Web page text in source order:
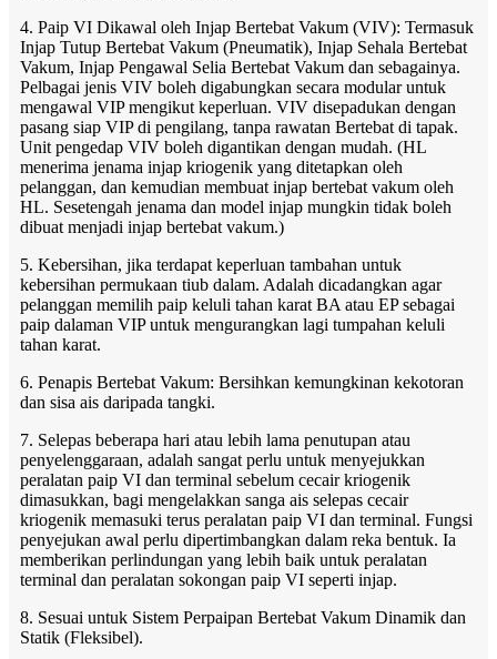
4. Paip VI Dikawal oleh Injap Bertebat Vakum (VIV): Termasuk
Injap Tutup Bertebat Vakum (Pneumatik), Injap Sehala Bertebat
Vakum, Injap Pengawal Selia Bertebat Vakum dan sebagainya.
Pelbagai jenis VIV boleh digabungkan secara modular untuk
mengawal VIP mengikut keperluan. VIV disepadukan dengan
pasang siap VIP di pengilang, tanpa rawatan Bertebat di tapak.
Unit pengedap VIV boleh digantikan dengan mudah. ​​(HL
menerima jenama injap kriogenik yang ditetapkan oleh
pelanggan, dan kemudian membuat injap bertebat vakum oleh
HL. Sesetengah jenama dan model injap mungkin tidak boleh
dibuat menjadi injap bertebat vakum.)
5. Kebersihan, jika terdapat keperluan tambahan untuk
kebersihan permukaan tiub dalam. Adalah dicadangkan agar
pelanggan memilih paip keluli tahan karat BA atau EP sebagai
paip dalaman VIP untuk mengurangkan lagi tumpahan keluli
tahan karat.
6. Penapis Bertebat Vakum: Bersihkan kemungkinan kekotoran
dan sisa ais daripada tangki.
7. Selepas beberapa hari atau lebih lama penutupan atau
penyelenggaraan, adalah sangat perlu untuk menyejukkan
peralatan paip VI dan terminal sebelum cecair kriogenik
dimasukkan, bagi mengelakkan sanga ais selepas cecair
kriogenik memasuki terus peralatan paip VI dan terminal. Fungsi
penyejukan awal perlu dipertimbangkan dalam reka bentuk. Ia
memberikan perlindungan yang lebih baik untuk peralatan
terminal dan peralatan sokongan paip VI seperti injap.
8. Sesuai untuk Sistem Perpaipan Bertebat Vakum Dinamik dan
Statik (Fleksibel).